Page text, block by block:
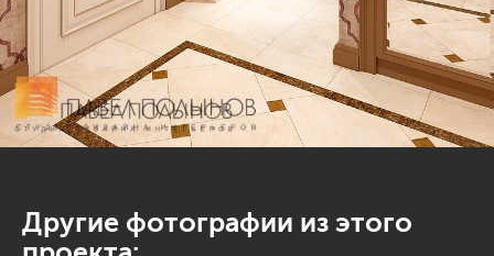
Другие фотографии из этого